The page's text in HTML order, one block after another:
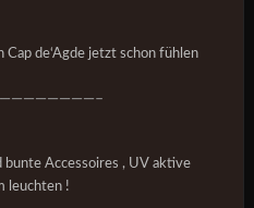
Cap de‘Agde jetzt schon fühlen
Accessoires , UV aktive
leuchten !